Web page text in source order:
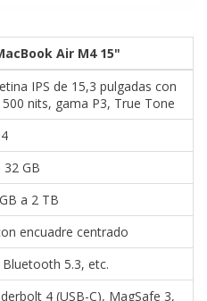
Air M4 15"
IPS de 15,3 pulgadas con
nits, gama P3, True Tone
32 GB
a 2 TB
encuadre centrado
Bluetooth 5.3, etc.
4 (USB-C), MagSafe 3,